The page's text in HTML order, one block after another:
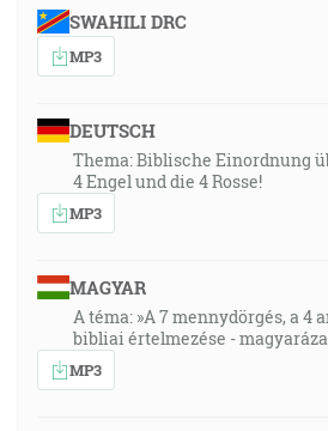
SWAHILI DRC
MP3
DEUTSCH
Thema: Biblische Einordnung
4 Engel und die 4 Rosse!
MP3
MAGYAR
A téma: »A 7 mennydörgés, a 4
bibliai értelmezése -
MP3